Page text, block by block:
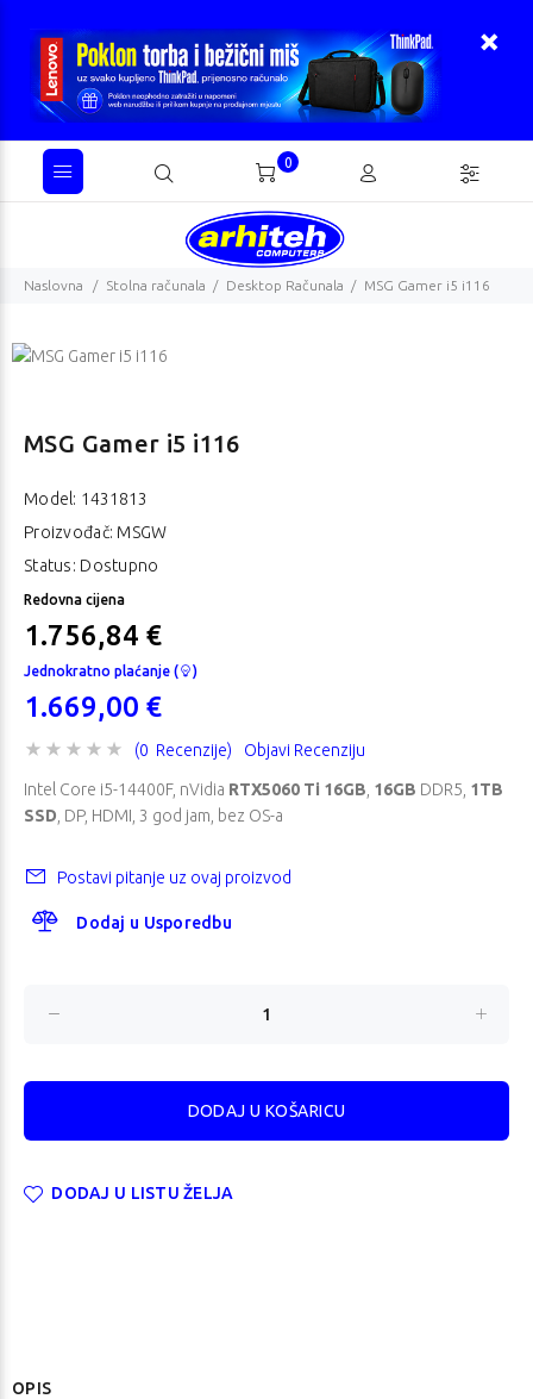
0
Naslovna Stolna računala Desktop Računala MSG Gamer i5 i116
MSG Gamer i5 i116
Model: 1431813
Proizvođač: MSGW
Status: Dostupno
Redovna cijena
1.756,84 €
Jednokratno plaćanje ( )
1.669,00 €
(0 Recenzije) Objavi Recenziju
Intel Core i5-14400F, nVidia RTX5060 Ti 16GB 16GB DDR5, 1TB
SSD , DP, HDMI, 3 god jam, bez OS-a
Postavi pitanje uz ovaj proizvod
Dodaj u Usporedbu
DODAJ U LISTU ŽELJA
OPIS